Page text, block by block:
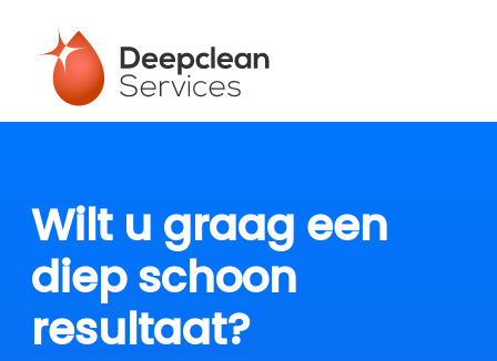
Wilt u graag een
diep schoon
resultaat?